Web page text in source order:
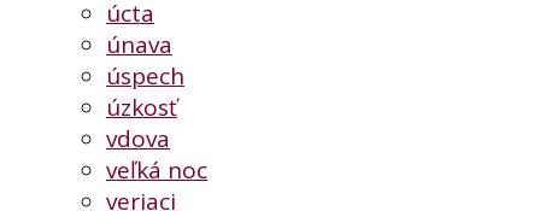
úcta
únava
úspech
úzkosť
vdova
veľká noc
veriaci